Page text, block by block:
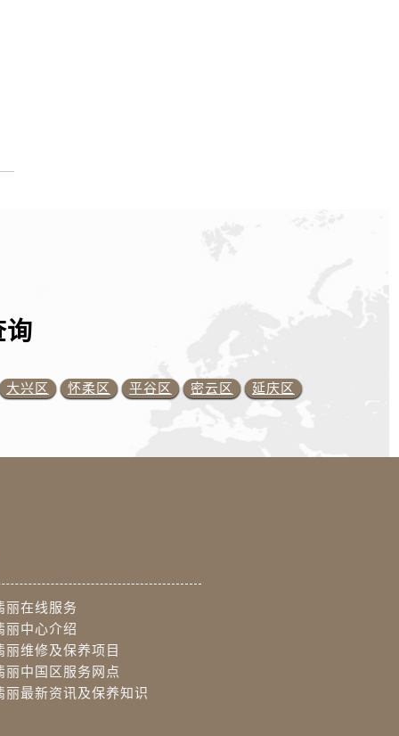
询
大兴区 怀柔区 平谷区 密云区 延庆区
丽在线服务
丽中心介绍
丽维修及保养项目
丽中国区服务网点
丽最新资讯及保养知识